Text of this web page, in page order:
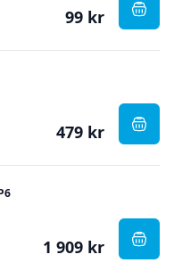
99 kr ,
479 kr ,
1 909 kr ,